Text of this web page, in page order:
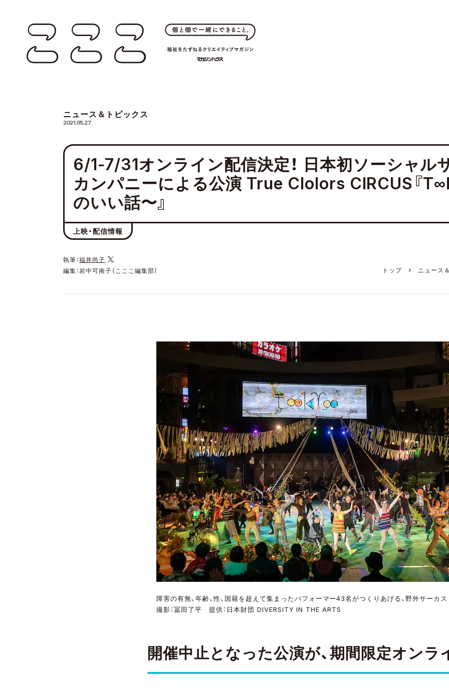
ニュース＆トピックス
2021.05.27
6/1-7/31オンライン配信決定！ 日本初ソーシャル
カンパニーによる公演 True Clolors CIRCUS『
のいい話〜』
上映・配信情報
執筆：福井尚子
編集：岩中可南子（こここ編集部）
トップ
ニュース
障害の有無、年齢、性、国籍を超えて集まったパフォーマー43名がつくりあげる、野外サーカス
撮影：冨田了平 提供：日本財団 DIVERSITY IN THE ARTS
開催中止となった公演が、期間限定オンラ